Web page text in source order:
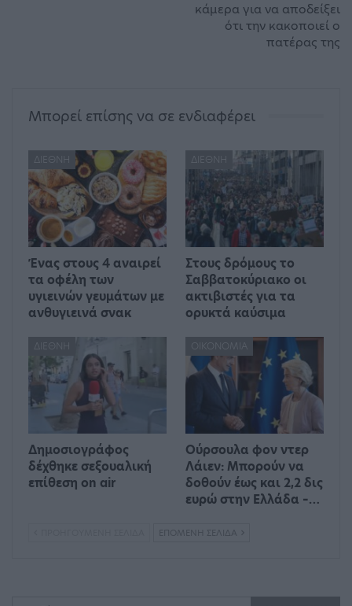
κάμερα για να αποδείξει
ότι την κακοποιεί ο
πατέρας της
Μπορεί επίσης να σε ενδιαφέρει
ΔΙΕΘΝΉ
Ένας στους 4 αναιρεί
τα οφέλη των
υγιεινών γευμάτων με
ανθυγιεινά σνακ
ΔΙΕΘΝΉ
Στους δρόμους το
Σαββατοκύριακο οι
ακτιβιστές για τα
ορυκτά καύσιμα
ΔΙΕΘΝΉ
Δημοσιογράφος
δέχθηκε σεξουαλική
επίθεση on air
ΟΙΚΟΝΟΜΊΑ
Ούρσουλα φον ντερ
Λάιεν: Μπορούν να
δοθούν έως και 2,2 δις
ευρώ στην Ελλάδα –…
ΕΠΌΜΕΝΗ ΣΕΛΊΔΑ